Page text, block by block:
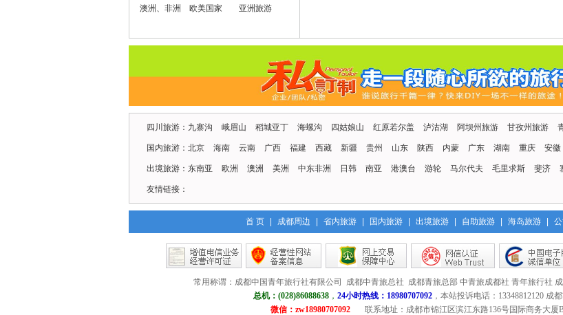
真正纯正的香港夏令营：直航香港往返，
化！
出发日期：天天发团 往返交通：往返香港
福建特色景点和台湾环岛全景，经典风景
出发日期：指定团期，咨询为准 往返交通
日本超豪华旅游团|成都到日本本州
成都最豪华的日本行程
出发日期：每周发团 往返交通：往返双程
成都到埃及旅游|成都直飞埃及8日游
出发日期：天天 往返交通：往返飞机
澳洲、非洲
欧美国家 亚洲旅游
九寨沟沟内旅游指南|最佳旅游线路攻略
已经定团的定制游：九寨沟、黄龙、青城山，都江堰，
已经定团的定制游：九寨沟、黄龙、青城山，都江堰，
容中尔甲大舞台介绍
冷嘎措+甲根坝+格聂之眼+格木村+猎普沟十毛垭草原+
四姑娘山+鱼子西+墨石公园+木格措3日游
四姑娘山·鱼子西·格底拉姆·墨石公园·红海子·木格措·姑
甲根坝·俄色花月亮湖·提弄秘境·姑弄村·塔公草原+红海子
稻亚·四姑娘山·鱼子西·格底拉姆·墨石公园 定制小团5日
四姑娘山、稻城亚丁、墨石公园、木格措、海螺沟 川西
四川旅游： 九寨沟 峨眉山 稻城亚丁 海螺沟 四姑娘山 红原若尔盖 泸沽湖 阿坝州旅游 甘孜州旅游
国内旅游： 北京 海南 云南 广西 福建 西藏 新疆 贵州 山东 陕西 内蒙 广东 湖南 重庆 安徽
出境旅游： 东南亚 欧洲 澳洲 美洲 中东非洲 日韩 南亚 港澳台 游轮 马尔代夫 毛里求斯 斐济
友情链接：
首 页 成都周边 省内旅游 国内旅游 出境旅游 自助旅游 海岛旅游
常用称谓：成都中国青年旅行社有限公司 成都中青旅总社 成都青旅总部 中青旅成都社 青年旅行社
总机：(028)86088638， 24小时热线：18980707092，本站投诉电话：13348812120 成
微信：zw18980707092
联系地址：成都市锦江区滨江东路136号国际商务大